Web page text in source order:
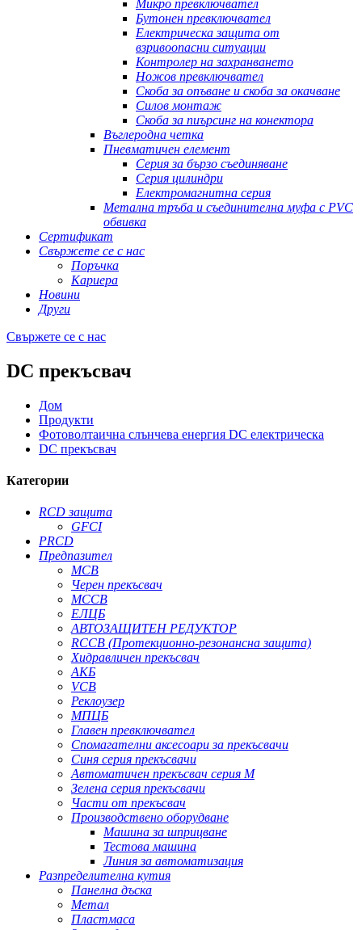
Микро превключвател
Бутонен превключвател
Електрическа защита от
взривоопасни ситуации
Контролер на захранването
Ножов превключвател
Скоба за опъване и скоба за окачване
Силов монтаж
Скоба за пиърсинг на конектора
Въглеродна четка
Пневматичен елемент
Серия за бързо съединяване
Серия цилиндри
Електромагнитна серия
Метална тръба и съединителна муфа с PVC
обвивка
Сертификат
Свържете се с нас
Поръчка
Кариера
Новини
Други
Свържете се с нас
DC прекъсвач
Дом
Продукти
Фотоволтаична слънчева енергия DC електрическа
DC прекъсвач
Категории
RCD защита
GFCI
PRCD
Предпазител
MCB
Черен прекъсвач
MCCB
ЕЛЦБ
АВТОЗАЩИТЕН РЕДУКТОР
RCCB (Протекционно-резонансна защита)
Хидравличен прекъсвач
АКБ
VCB
Реклоузер
МПЦБ
Главен превключвател
Спомагателни аксесоари за прекъсвачи
Синя серия прекъсвачи
Автоматичен прекъсвач серия M
Зелена серия прекъсвачи
Части от прекъсвач
Производствено оборудване
Машина за шприцване
Тестова машина
Линия за автоматизация
Разпределителна кутия
Панелна дъска
Метал
Пластмаса